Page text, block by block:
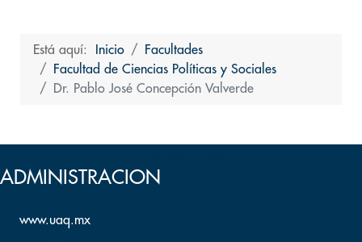
Está aquí: Inicio
Facultades
Facultad de Ciencias Políticas y Sociales
Dr. Pablo José Concepción Valverde
ADMINISTRACION
www.uaq.mx